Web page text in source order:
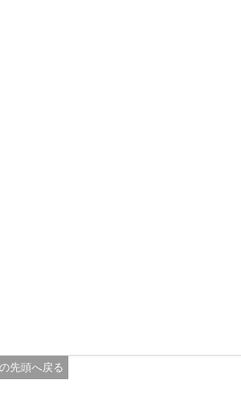
先頭へ戻る